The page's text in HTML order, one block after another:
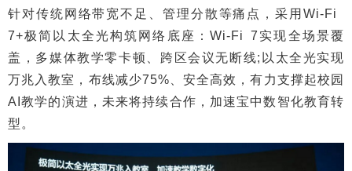
针对传统网络带宽不足、管理分散等痛点，采用Wi-Fi
7+极简以太全光构筑网络底座：Wi-Fi 7实现全场景覆
盖，多媒体教学零卡顿、跨区会议无断线;以太全光实现
万兆入教室，布线减少75%、安全高效，有力支撑起校园
AI教学的演进，未来将持续合作，加速宝中数智化教育转
型。